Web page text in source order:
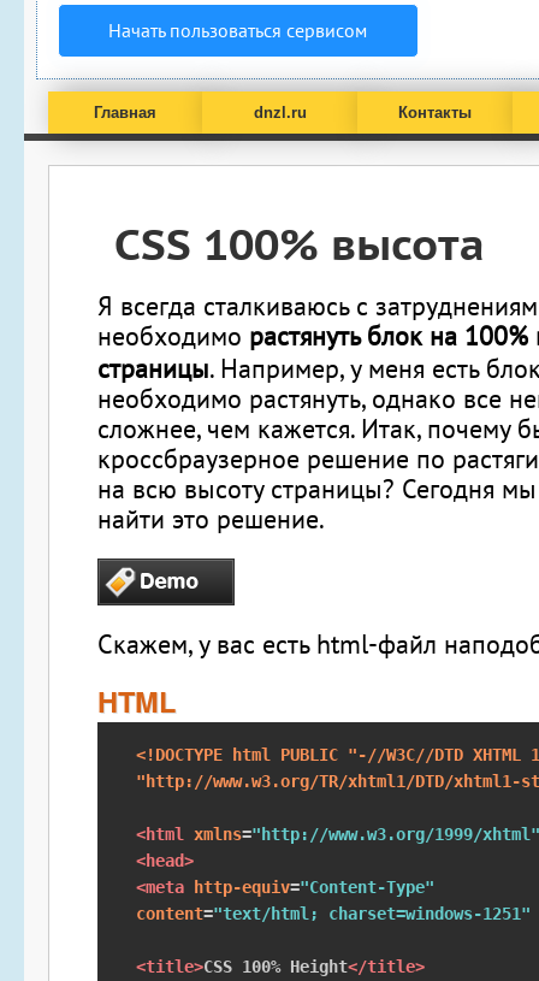
Начать пользоваться сервисом
Главная dnzl.ru Контакты
CSS 100% высота
Я всегда сталкиваюсь с
необходимо растянуть блок на
страницы. Например, у меня есть
необходимо растянуть, однако все
сложнее, чем кажется. Итак, почему
кроссбраузерное решение по
на всю высоту страницы? Сегодня
найти это решение.
Скажем, у вас есть html-файл
HTML
<!DOCTYPE html PUBLIC "-//W3C//DTD
"http://www.w3.org/TR/xhtml1/DTD/
<html xmlns="http://www.w3.org/1999/xhtml"
<head>
<meta
http-equiv="Content-Type"
content="text/html; charset=windows-1251"
<title>CSS 100% Height</title>